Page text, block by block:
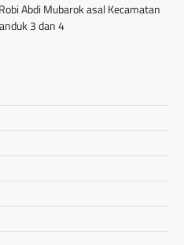
Abdi Mubarok asal Kecamatan
3 dan 4